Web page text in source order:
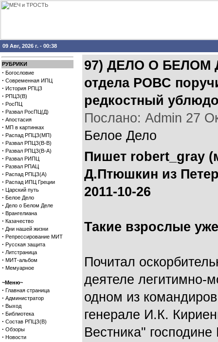
09 Авг, 2026 г. - 00:38
РУБРИКИ
· Богословие
· Современная ИПЦ
· История РПЦЗ
· РПЦЗ(В)
· РосПЦ
· Развал РосПЦ(Д)
· Апостасия
· МП в картинках
· Распад РПЦЗ(МП)
· Развал РПЦЗ(В-В)
· Развал РПЦЗ(В-А)
· Развал РИПЦ
· Развал РПАЦ
· Распад РПЦЗ(А)
· Распад ИПЦ Греции
· Царский путь
· Белое Дело
· Дело о Белом Деле
· Врангелиана
· Казачество
· Дни нашей жизни
· Репрессирование МИТ
· Русская защита
· Литстраница
· МИТ-альбом
· Мемуарное
~Меню~
· Главная страница
· Администратор
· Выход
· Библиотека
· Состав РПЦЗ(В)
· Обзоры
· Новости
97) ДЕЛО О БЕЛОМ
отдела РОВС
редкостный
Послано: Admin 27
Белое Дело
Пишет robert_gray
Д.Птюшкин из
2011-10-26
Такие взрослые
Почитал
деятеле легитимно-
одном из
генерале И.К.
Вестника"